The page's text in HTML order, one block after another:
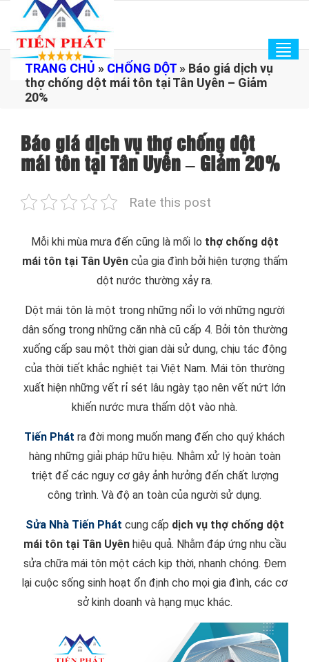
TRANG CHỦ » CHỐNG DỘT » Báo giá dịch vụ
thợ chống dột mái tôn tại Tân Uyên – Giảm
20%
Báo giá dịch vụ thợ chống dột
mái tôn tại Tân Uyên – Giảm 20%
Rate this post
Mỗi khi mùa mưa đến cũng là mối lo thợ chống dột
mái tôn tại Tân Uyêncủa gia đình bởi hiện tượng thấm
dột nước thường xảy ra.
Dột mái tôn là một trong những nổi lo với những người
dân sống trong những căn nhà cũ cấp 4. Bởi tôn thường
xuống cấp sau một thời gian dài sử dụng, chịu tác động
của thời tiết khắc nghiệt tại Việt Nam. Mái tôn thường
xuất hiện những vết rỉ sét lâu ngày tạo nên vết nứt lớn
khiến nước mưa thấm dột vào nhà.
Tiến Phát ra đời mong muốn mang đến cho quý khách
hàng những giải pháp hữu hiệu. Nhằm xử lý hoàn toàn
triệt để các nguy cơ gây ảnh hưởng đến chất lượng
công trình. Và độ an toàn của người sử dụng.
Sửa Nhà Tiến Phát cung cấp dịch vụ thợ chống dột
mái tôn tại Tân Uyênhiệu quả. Nhằm đáp ứng nhu cầu
sửa chữa mái tôn một cách kịp thời, nhanh chóng. Đem
lại cuộc sống sinh hoạt ổn định cho mọi gia đình, các cơ
sở kinh doanh và hạng mục khác.